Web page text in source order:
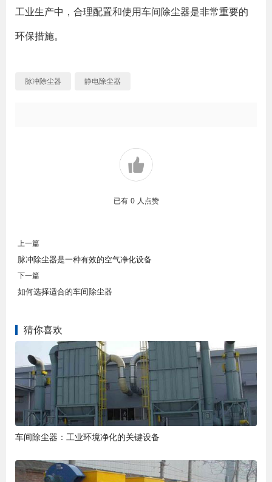
工业生产中，合理配置和使用车间除尘器是非常重要的
环保措施。
脉冲除尘器 静电除尘器
已有 0 人点赞
上一篇
脉冲除尘器是一种有效的空气净化设备
下一篇
如何选择适合的车间除尘器
猜你喜欢
车间除尘器：工业环境净化的关键设备